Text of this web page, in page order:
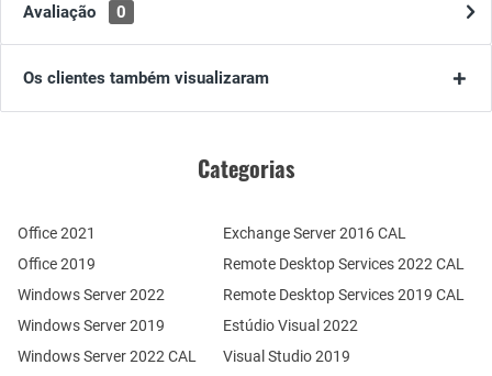
Avaliação 0
Os clientes também visualizaram
Categorias
Office 2021
Office 2019
Windows Server 2022
Windows Server 2019
Windows Server 2022 CAL
Remote Desktop Services 2022 CAL
Remote Desktop Services 2019 CAL
Exchange Server 2016 CAL
Estúdio Visual 2022
Visual Studio 2019